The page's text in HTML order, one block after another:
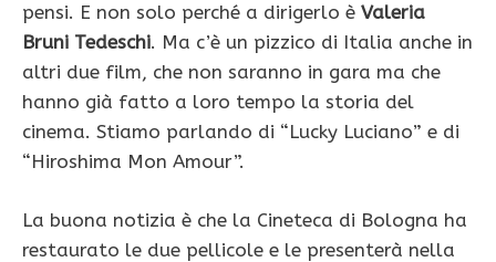
pensi. E non solo perché a dirigerlo è Valeria
Bruni Tedeschi. Ma c’è un pizzico di Italia anche in
altri due film, che non saranno in gara ma che
hanno già fatto a loro tempo la storia del
cinema. Stiamo parlando di “Lucky Luciano” e di
“Hiroshima Mon Amour”.
La buona notizia è che la Cineteca di Bologna ha
restaurato le due pellicole e le presenterà nella